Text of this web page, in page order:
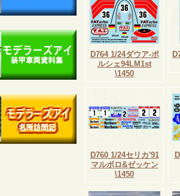
D764 1/24ダウア-ポ
ルシェ94LM1st
\1450
D760 1/24セリカ'91
マルボロ&ゼッケン
\1450